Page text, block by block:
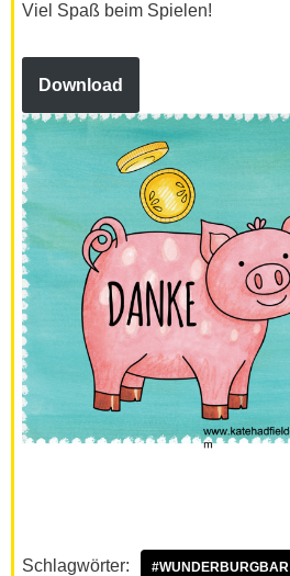
Viel Spaß beim Spielen!
Download
Schlagwörter: #WUNDERBURGBAR